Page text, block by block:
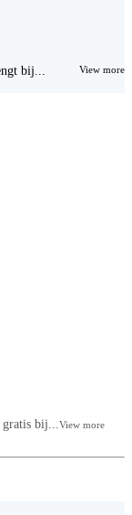
bij... View more
bij... View more